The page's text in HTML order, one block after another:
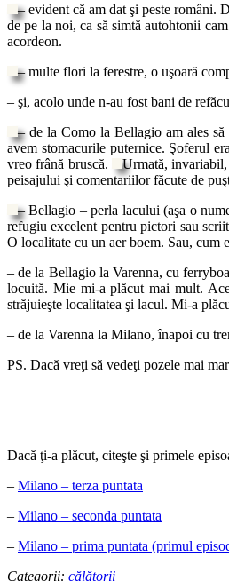
– evident că am dat şi peste români.
de pe la noi, ca să simtă autohtonii
acordeon.
– multe flori la ferestre, o uşoară
– şi, acolo unde n-au fost bani de
– de la Como la Bellagio am ales
avem stomacurile puternice. Şoferul
vreo frână bruscă.
Urmată, invariabil,
peisajului şi comentariilor făcute de
– Bellagio – perla lacului (aşa o
refugiu excelent pentru pictori sau
O localitate cu un aer boem. Sau,
– de la Bellagio la Varenna, cu
locuită. Mie mi-a plăcut mai mult.
străjuieşte localitatea şi lacul. Mi-a
– de la Varenna la Milano, înapoi cu
PS. Dacă vreţi să vedeţi pozele mai
Dacă ţi-a plăcut, citeşte şi primele
– Milano – terza puntata
– Milano – seconda puntata
– Milano – prima puntata (primul
Categorii: călătorii